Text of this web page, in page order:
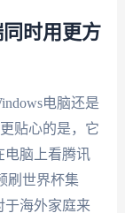
时用更方
电脑还是
贴心的是，它
脑上看腾讯
刷世界杯集
于海外家庭来